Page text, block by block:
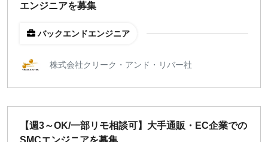
エンジニアを募集
バックエンドエンジニア
株式会社クリーク・アンド・リバー社
【週3～OK/一部リモ相談可】大手通販・EC企業での
SMCエンジニアを募集